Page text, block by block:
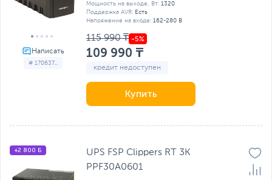
# 170637...
Мощность на выходе, Вт: 1320
Поддержка AVR: Есть
Напряжение на входе: 162-280 В
115 990 ₸
109 990 ₸
кредит недоступен
Купить
+2 800 Б
UPS FSP Clippers RT 3K
PPF30A0601